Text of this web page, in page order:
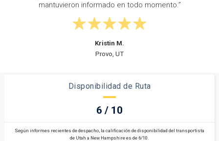
problemas!”
Steven D.
West Jordan, UT
Disponibilidad de Ruta
6 / 10
Según informes recientes de despacho, la calificación de disponibilidad del transportista
de Utah a New Hampshire es de 6/10.